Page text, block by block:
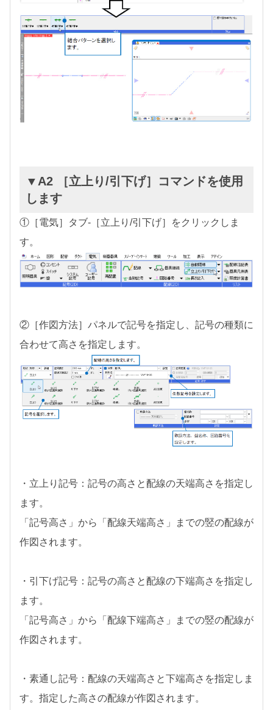
▼A2 ［立上り/引下げ］コマンドを使用
します
①［電気］タブ-［立上り/引下げ］をクリックしま
す。
②［作図方法］パネルで記号を指定し、記号の種類に
合わせて高さを指定します。
・立上り記号：記号の高さと配線の天端高さを指定し
ます。
「記号高さ」から「配線天端高さ」までの竪の配線が
作図されます。
・引下げ記号：記号の高さと配線の下端高さを指定し
ます。
「記号高さ」から「配線下端高さ」までの竪の配線が
作図されます。
・素通し記号：配線の天端高さと下端高さを指定しま
す。指定した高さの配線が作図されます。